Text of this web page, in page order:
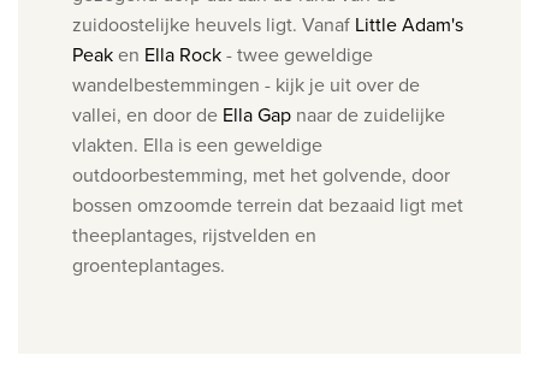
zuidoostelijke heuvels ligt. Vanaf Little Adam's
Peaken Ella Rock- twee geweldige
wandelbestemmingen - kijk je uit over de
vallei, en door de Ella Gap naar de zuidelijke
vlakten. Ella is een geweldige
outdoorbestemming, met het golvende, door
bossen omzoomde terrein dat bezaaid ligt met
theeplantages, rijstvelden en
groenteplantages.